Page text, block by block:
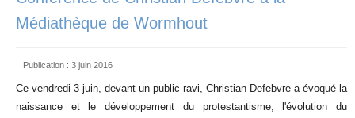
Médiathèque de Wormhout
Publication : 3 juin 2016
Ce vendredi 3 juin, devant un public ravi, Christian Defebvre a évoqué la
naissance et le développement du protestantisme, l'évolution du